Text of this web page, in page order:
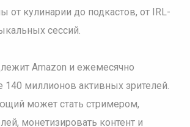
от кулинарии до подкастов, от IRL-
сессий.
Amazon и ежемесячно
140 миллионов активных зрителей.
может стать стримером,
монетизировать контент и